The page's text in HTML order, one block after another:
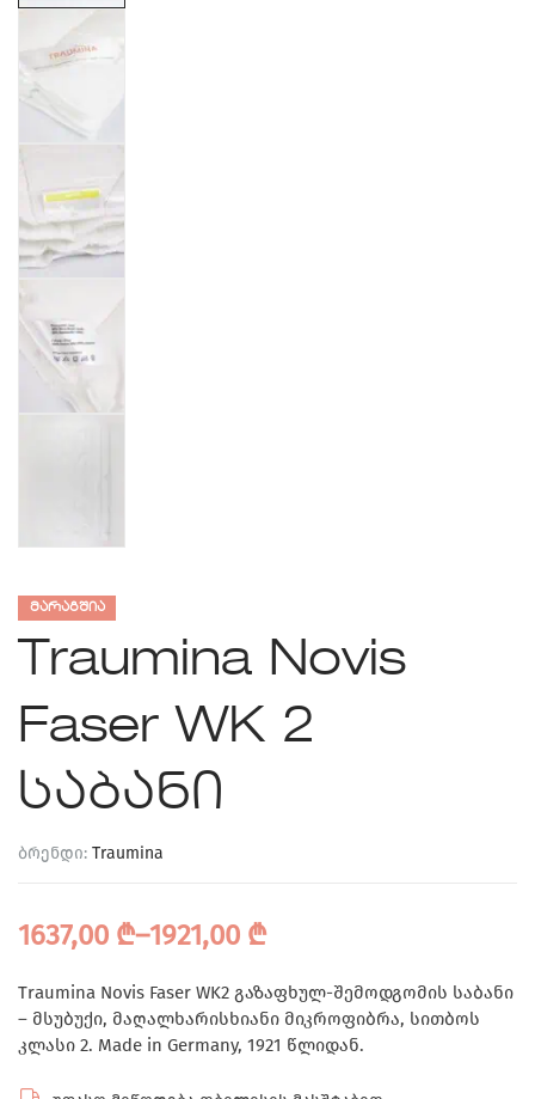
ᲛᲐᲠᲐᲒᲨᲘᲐ
Traumina Novis
Faser WK 2
საბანი
ბრენდი: Traumina
1637,00 ₾–1921,00 ₾
Traumina Novis Faser WK2 გაზაფხულ-შემოდგომის საბანი
– მსუბუქი, მაღალხარისხიანი მიკროფიბრა, სითბოს
კლასი 2. Made in Germany, 1921 წლიდან.